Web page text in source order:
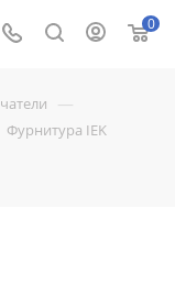
0
—
Фурнитура IEK